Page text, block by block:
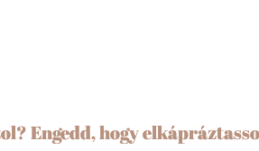
Engedd, hogy